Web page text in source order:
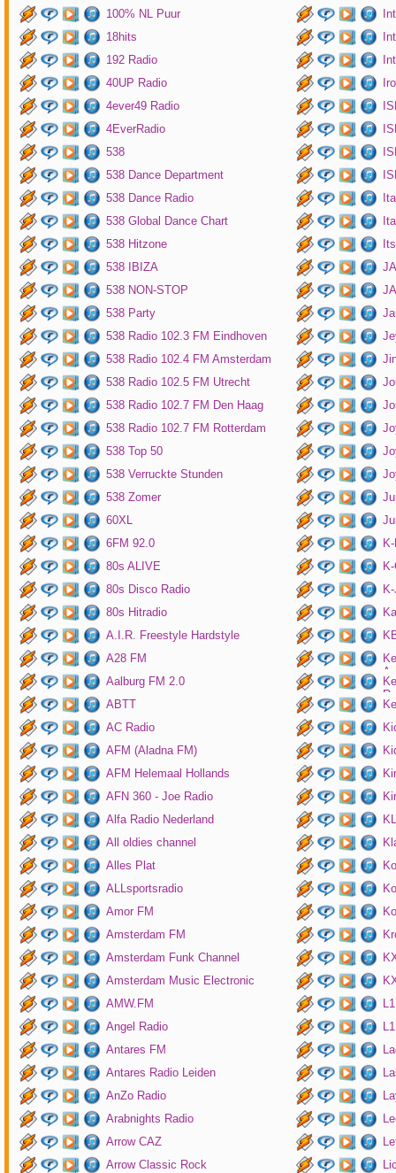
100% NL Puur
18hits
192 Radio
40UP Radio
4ever49 Radio
4EverRadio
538
538 Dance Department
538 Dance Radio
538 Global Dance Chart
538 Hitzone
538 IBIZA
538 NON-STOP
538 Party
538 Radio 102.3 FM Eindhoven
538 Radio 102.4 FM Amsterdam
538 Radio 102.5 FM Utrecht
538 Radio 102.7 FM Den Haag
538 Radio 102.7 FM Rotterdam
538 Top 50
538 Verruckte Stunden
538 Zomer
60XL
6FM 92.0
80s ALIVE
80s Disco Radio
80s Hitradio
A.I.R. Freestyle Hardstyle
A28 FM
Aalburg FM 2.0
ABTT
AC Radio
AFM (Aladna FM)
AFM Helemaal Hollands
AFN 360 - Joe Radio
Alfa Radio Nederland
All oldies channel
Alles Plat
ALLsportsradio
Amor FM
Amsterdam FM
Amsterdam Funk Channel
Amsterdam Music Electronic
AMW.FM
Angel Radio
Antares FM
Antares Radio Leiden
AnZo Radio
Arabnights Radio
Arrow CAZ
Arrow Classic Rock